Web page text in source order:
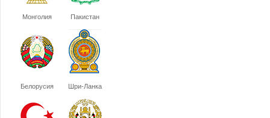
Монголия Пакистан
Белорусия Шри-Ланка